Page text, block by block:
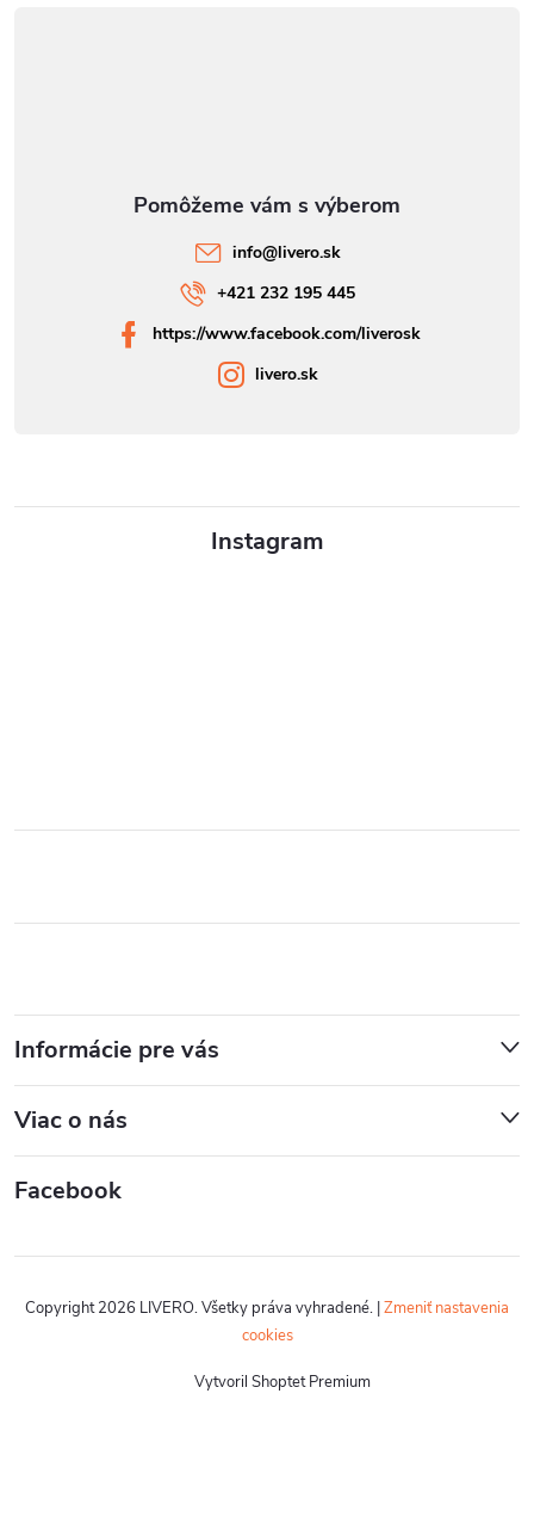
Instagram
Informácie pre vás
Viac o nás
Facebook
info@livero.sk
+421 232 195 445
https://www.facebook.com/liverosk
livero.sk
Vytvoril Shoptet Premium
Copyright 2026 LIVERO. Všetky práva vyhradené. |Zmeniť nastavenia
cookies